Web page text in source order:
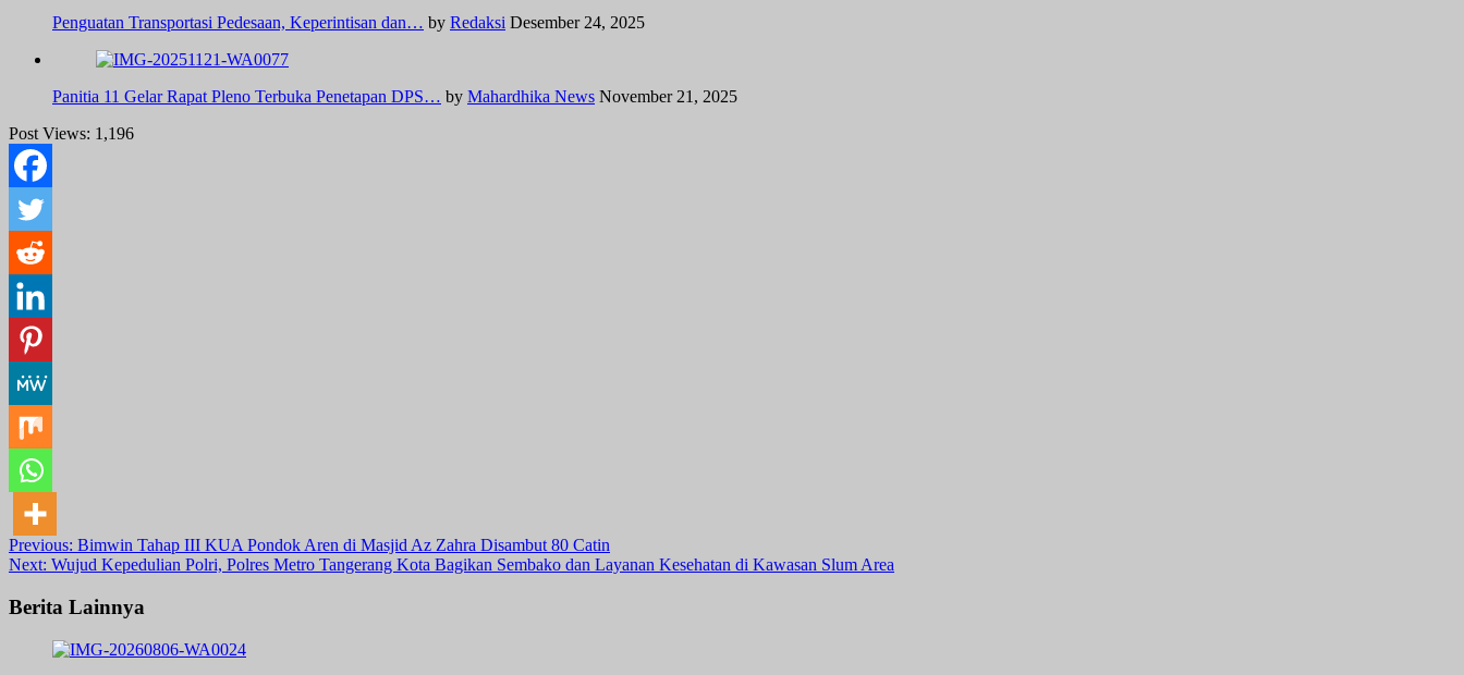
Penguatan Transportasi Pedesaan, Keperintisan dan… by Redaksi Desember 24, 2025
Panitia 11 Gelar Rapat Pleno Terbuka Penetapan DPS… by Mahardhika News November 21, 2025
Post Views: 1,196
Post
navigation
Previous: Bimwin Tahap III KUA Pondok Aren di Masjid Az Zahra Disambut 80 Catin
Next: Wujud Kepedulian Polri, Polres Metro Tangerang Kota Bagikan Sembako dan Layanan Kesehatan di Kawasan Slum Area
Berita Lainnya